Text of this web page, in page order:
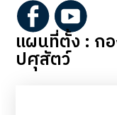
แผนที่ตั้ง : ก
ปศุสัตว์